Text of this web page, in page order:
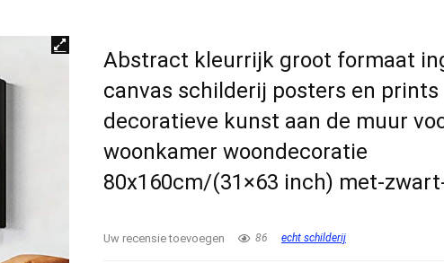
Abstract kleurrijk groot formaat
canvas schilderij posters en prints
decoratieve kunst aan de muur
woonkamer woondecoratie
80x160cm/(31×63 inch) met-
Uw recensie toevoegen 86 echt schilderij